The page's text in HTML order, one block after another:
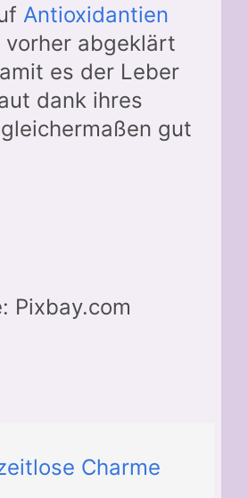
Antioxidantien
abgeklärt
es der Leber
dank ihres
gut
Pixbay.com
Charme